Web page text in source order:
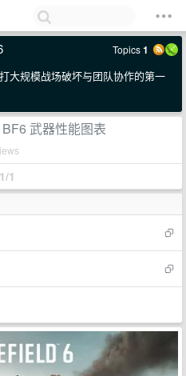
Topics1
大规模战场破坏与团队协作的第一
武器性能图表
1/1